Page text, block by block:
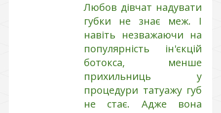
Любов дівчат надувати
губки не знає меж. І
навіть незважаючи на
популярність ін'єкцій
ботокса, менше
прихильниць у
процедури татуажу губ
не стає. Адже вона